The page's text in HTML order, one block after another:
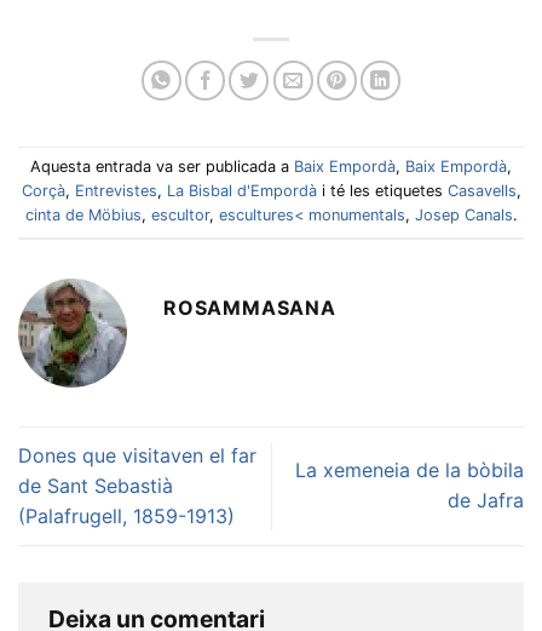
Aquesta entrada va ser publicada a Baix Empordà, Baix Empordà,
Corçà, Entrevistes, La Bisbal d'Empordài té les etiquetes Casavells,
cinta de Möbius, escultor, escultures< monumentals, Josep Canals.
ROSAMMASANA
Dones que visitaven el far
de Sant Sebastià
(Palafrugell, 1859-1913)
La xemeneia de la bòbila
de Jafra
Deixa un comentari